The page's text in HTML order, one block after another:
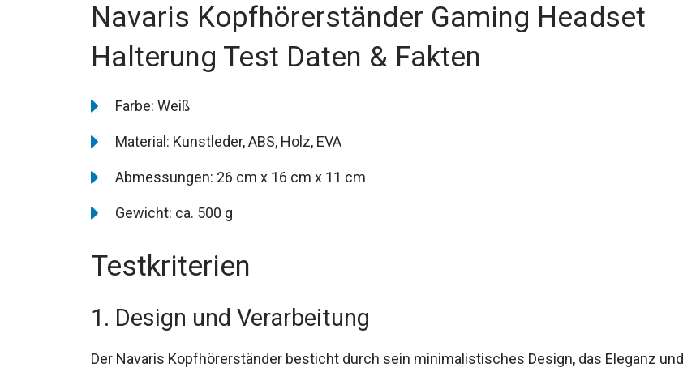
Navaris Kopfhörerständer Gaming Headset
Halterung Test Daten & Fakten
Farbe: Weiß
Material: Kunstleder, ABS, Holz, EVA
Abmessungen: 26 cm x 16 cm x 11 cm
Gewicht: ca. 500 g
Testkriterien
1. Design und Verarbeitung
Der Navaris Kopfhörerständer besticht durch sein minimalistisches Design, das Eleganz und